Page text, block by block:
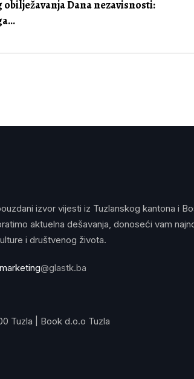
obilježavanja Dana nezavisnosti:
izvor vijesti iz Tuzlanskog kantona i
aktuelna dešavanja, donoseći vam
i društvenog života.
marketing@glastk.ba
Tuzla | Book d.o.o Tuzla